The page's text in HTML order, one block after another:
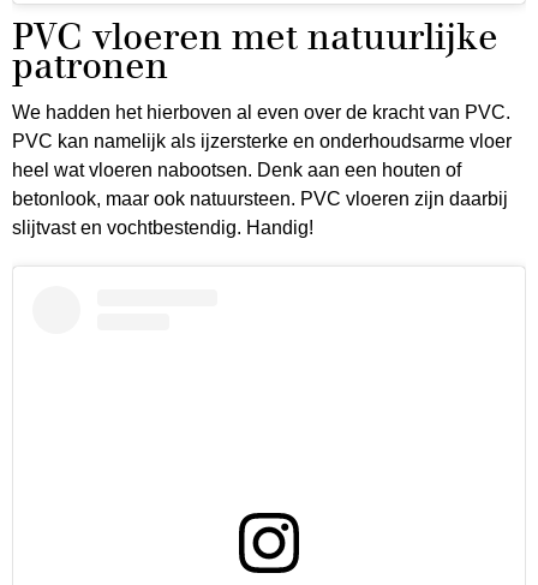
PVC vloeren met natuurlijke
patronen
We hadden het hierboven al even over de kracht van PVC.
PVC kan namelijk als ijzersterke en onderhoudsarme vloer
heel wat vloeren nabootsen. Denk aan een houten of
betonlook, maar ook natuursteen. PVC vloeren zijn daarbij
slijtvast en vochtbestendig. Handig!